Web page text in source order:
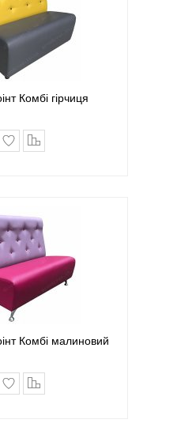
Комбі гірчиця
В закладки
Комбі малиновий
В закладки